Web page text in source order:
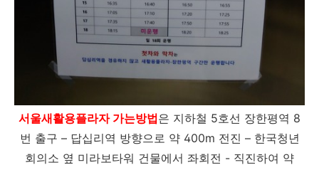
서울새활용플라자 가는방법은 지하철 5호선 장한평역 8
번 출구 – 답십리역 방향으로 약 400m 전진 – 한국청년
회의소 옆 미라보타워 건물에서 좌회전 - 직진하여 약